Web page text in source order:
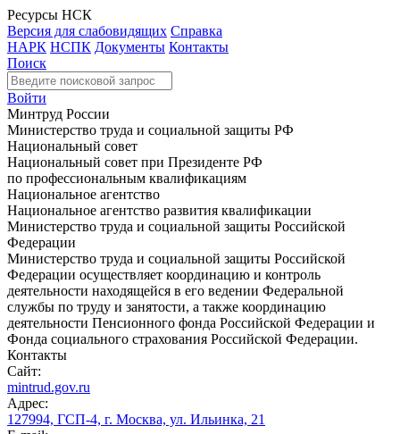
Ресурсы НСК
Версия для слабовидящих Справка
НАРК НСПК Документы Контакты
Поиск
Войти
Минтруд России
Министерство труда и социальной защиты РФ
Национальный совет
Национальный совет при Президенте РФ
по профессиональным квалификациям
Национальное агентство
Национальное агентство развития квалификации
Министерство труда и социальной защиты Российской
Федерации
Министерство труда и социальной защиты Российской
Федерации осуществляет координацию и контроль
деятельности находящейся в его ведении Федеральной
службы по труду и занятости, а также координацию
деятельности Пенсионного фонда Российской Федерации и
Фонда социального страхования Российской Федерации.
Контакты
Сайт:
mintrud.gov.ru
Адрес:
127994, ГСП-4, г. Москва, ул. Ильинка, 21